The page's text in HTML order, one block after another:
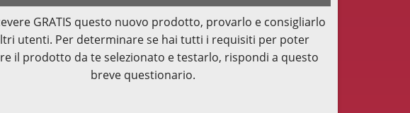
GRATIS questo nuovo prodotto, provarlo e consigliarlo
utenti. Per determinare se hai tutti i requisiti per poter
il prodotto da te selezionato e testarlo, rispondi a questo
breve questionario.